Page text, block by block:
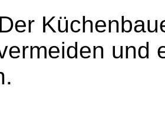
Der
und